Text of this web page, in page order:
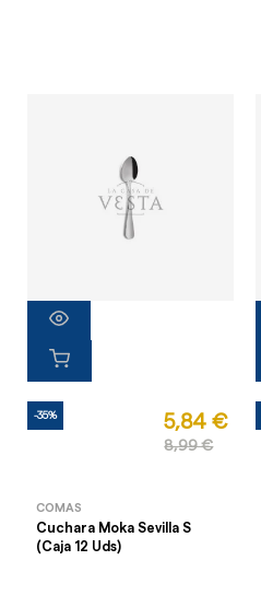
-35% 5,84 €
8,99 €
COMAS
Cuchara Moka Sevilla S
(Caja 12 Uds)